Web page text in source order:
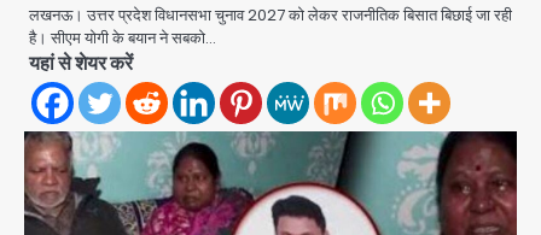
लखनऊ। उत्तर प्रदेश विधानसभा चुनाव 2027 को लेकर राजनीतिक बिसात बिछाई जा रही
है। सीएम योगी के बयान ने सबको…
यहां से शेयर करें
2
मानिकपुर Zepto वेयरहाउस में वेतन कटौती
को लेकर 100 से ज्यादा कर्मचारियों का विरोध
3
Parshvanath Building
Shooting: सिक्योरिटी गार्ड की गोली से 17
वर्षीय किशोर की मौत
Avinash Kumar